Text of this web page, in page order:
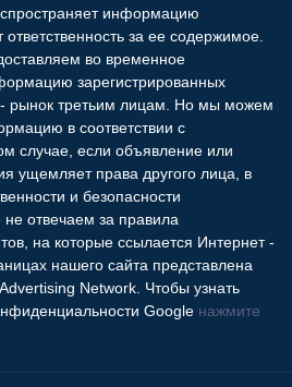
информацию
за ее содержимое.
во временное
зарегистрированных
- рынок третьим лицам. Но мы можем
в соответствии с
случае, если объявление или
ущемляет права другого лица, в
и безопасности
отвечаем за правила
на которые ссылается Интернет -
нашего сайта представлена
Network. Чтобы узнать
Google нажмите